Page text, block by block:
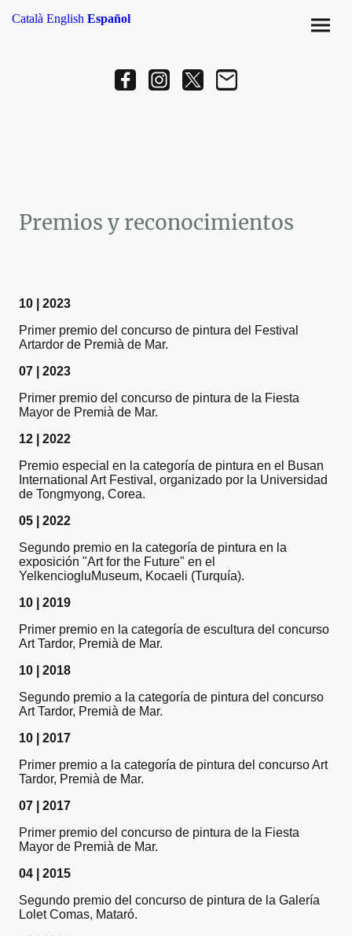
Premios y reconocimientos
10 | 2023
Primer premio del concurso de pintura del Festival
Artardor de Premià de Mar.
07 | 2023
Primer premio del concurso de pintura de la Fiesta
Mayor de Premià de Mar.
12 | 2022
Premio especial en la categoría de pintura en el Busan
International Art Festival, organizado por la Universidad
de Tongmyong, Corea.
05 | 2022
Segundo premio en la categoría de pintura en la
exposición "Art for the Future" en el
YelkenciogluMuseum, Kocaeli (Turquía).
10 | 2019
Primer premio en la categoría de escultura del concurso
Art Tardor, Premià de Mar.
10 | 2018
Segundo premio a la categoría de pintura del concurso
Art Tardor, Premià de Mar.
10 | 2017
Primer premio a la categoría de pintura del concurso Art
Tardor, Premià de Mar.
07 | 2017
Primer premio del concurso de pintura de la Fiesta
Mayor de Premià de Mar.
04 | 2015
Segundo premio del concurso de pintura de la Galería
Lolet Comas, Mataró.
Català English Español